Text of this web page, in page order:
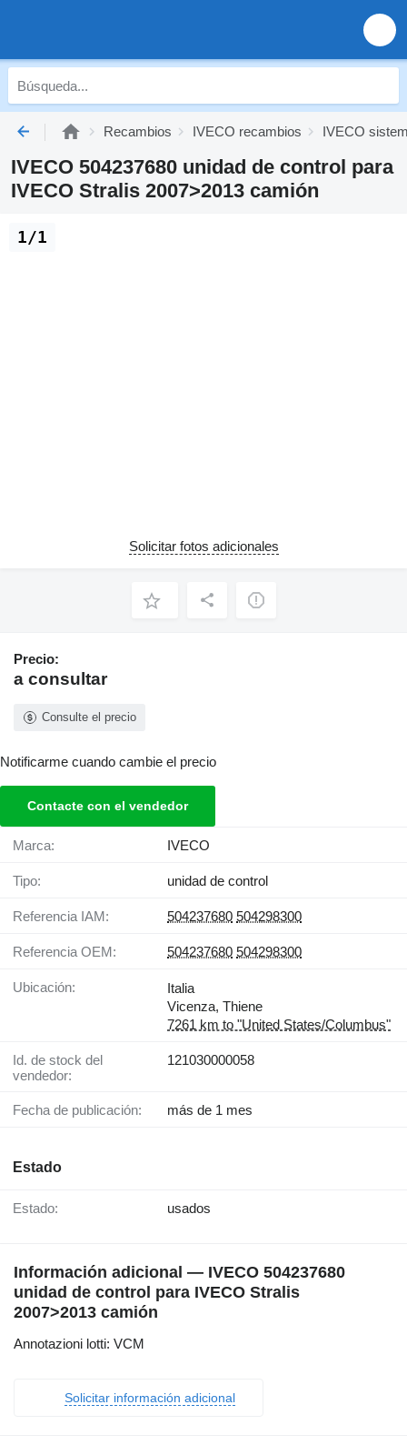
Recambios IVECO recambios IVECO
IVECO 504237680 unidad de control para
IVECO Stralis 2007>2013 camión
1/1
Solicitar fotos adicionales
Precio:
a consultar
Consulte el precio
Notificarme cuando cambie el precio
Contacte con el vendedor
Marca: IVECO
Tipo: unidad de control
Referencia IAM: 504237680 504298300
Referencia OEM: 504237680 504298300
Ubicación:
Italia
Vicenza, Thiene
7261 km to "United States/Columbus"
Id. de stock del
vendedor:
121030000058
Fecha de publicación: más de 1 mes
Estado
Estado: usados
Información adicional — IVECO 504237680
unidad de control para IVECO Stralis
2007>2013 camión
Annotazioni lotti: VCM
Solicitar información adicional